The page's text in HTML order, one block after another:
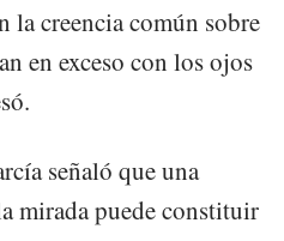
la creencia común sobre
en exceso con los ojos
señaló que una
mirada puede constituir